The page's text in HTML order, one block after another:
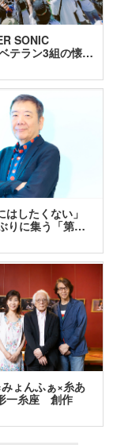
SONIC
テラン3組の懐…
はしたくない」
に集う「第…
ょんふぁ×糸あ
一糸座 創作